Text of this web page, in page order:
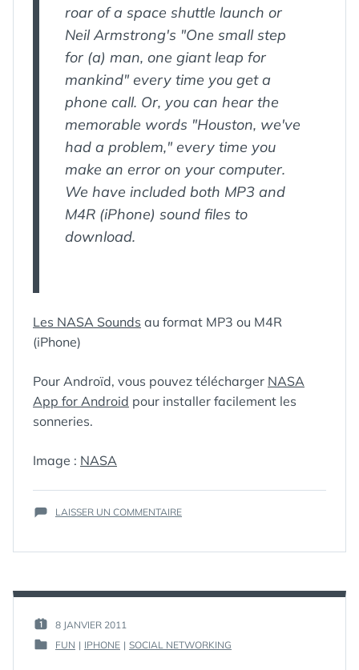
roar of a space shuttle launch or
Neil Armstrong's "One small step
for (a) man, one giant leap for
mankind" every time you get a
phone call. Or, you can hear the
memorable words "Houston, we've
had a problem," every time you
make an error on your computer.
We have included both MP3 and
M4R (iPhone) sound files to
download.
Les NASA Sounds au format MP3 ou M4R
(iPhone)
Pour Androïd, vous pouvez télécharger NASA
App for Android pour installer facilement les
sonneries.
Image : NASA
ÉTIQUETTES :
ANDROID,
M4R,MP3,
RINGTONE,
SOUNDS
LAISSER UN COMMENTAIRESUR
SONS
POUR
PUBLIÉ
LE :
8 JANVIER 2011
GUIM
PUBLIÉ
FUN | IPHONE | SOCIAL NETWORKING